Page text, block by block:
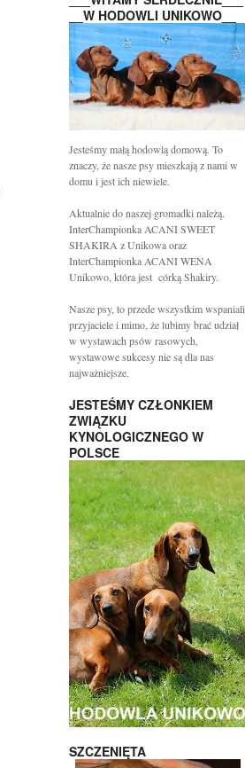
__W HODOWLI UNIKOWO__
Jesteśmy małą hodowlą domową. To
znaczy, że nasze psy mieszkają z nami w
domu i jest ich niewiele.
Aktualnie do naszej gromadki należą.
InterChampionka ACANI SWEET
SHAKIRA z Unikowa oraz
InterChampionka ACANI WENA
Unikowo, która jest córką Shakiry.
Nasze psy, to przede wszystkim wspaniali
przyjaciele i mimo, że lubimy brać udział
w wystawach psów rasowych,
wystawowe sukcesy nie są dla nas
najważniejsze.
JESTEŚMY CZŁONKIEM
ZWIĄZKU
KYNOLOGICZNEGO W
POLSCE
SZCZENIĘTA